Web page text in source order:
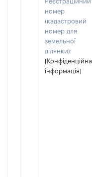
номер
(кадастровий
номер для
земельної
ділянки):
[Конфіденційна
інформація]